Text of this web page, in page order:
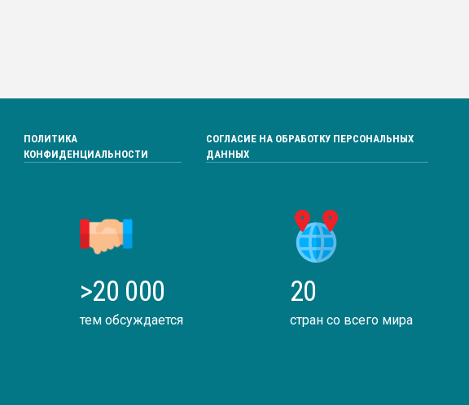
ПОЛИТИКА
КОНФИДЕНЦИАЛЬНОСТИ
СОГЛАСИЕ НА ОБРАБОТКУ ПЕРСОНАЛЬНЫХ
ДАННЫХ
>20 000
тем обсуждается
20
стран со всего мира